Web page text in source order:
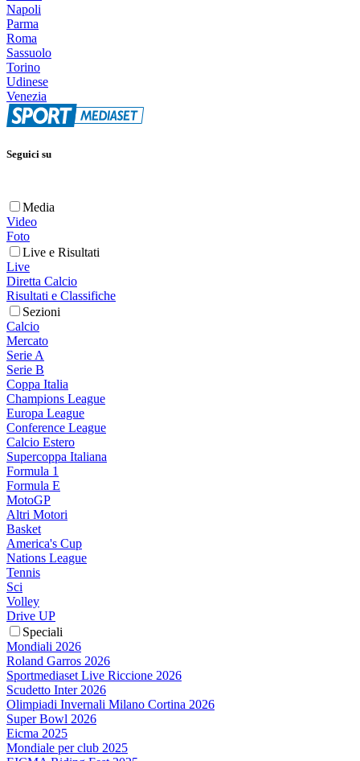
Napoli
Parma
Roma
Sassuolo
Torino
Udinese
Venezia
Seguici su
Media
Video
Foto
Live e Risultati
Live
Diretta Calcio
Risultati e Classifiche
Sezioni
Calcio
Mercato
Serie A
Serie B
Coppa Italia
Champions League
Europa League
Conference League
Calcio Estero
Supercoppa Italiana
Formula 1
Formula E
MotoGP
Altri Motori
Basket
America's Cup
Nations League
Tennis
Sci
Volley
Drive UP
Speciali
Mondiali 2026
Roland Garros 2026
Sportmediaset Live Riccione 2026
Scudetto Inter 2026
Olimpiadi Invernali Milano Cortina 2026
Super Bowl 2026
Eicma 2025
Mondiale per club 2025